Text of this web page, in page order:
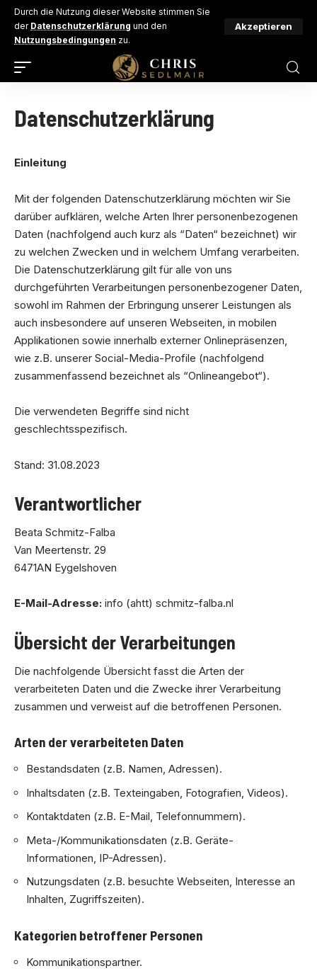
Durch die Nutzung dieser Website stimmen Sie
der Datenschutzerklärung und den
Nutzungsbedingungen zu.
Akzeptieren
Datenschutzerklärung
Einleitung
Mit der folgenden Datenschutzerklärung möchten wir Sie
darüber aufklären, welche Arten Ihrer personenbezogenen
Daten (nachfolgend auch kurz als “Daten“ bezeichnet) wir
zu welchen Zwecken und in welchem Umfang verarbeiten.
Die Datenschutzerklärung gilt für alle von uns
durchgeführten Verarbeitungen personenbezogener Daten,
sowohl im Rahmen der Erbringung unserer Leistungen als
auch insbesondere auf unseren Webseiten, in mobilen
Applikationen sowie innerhalb externer Onlinepräsenzen,
wie z.B. unserer Social-Media-Profile (nachfolgend
zusammenfassend bezeichnet als “Onlineangebot“).
Die verwendeten Begriffe sind nicht
geschlechtsspezifisch.
Stand: 31.08.2023
Verantwortlicher
Beata Schmitz-Falba
Van Meertenstr. 29
6471AN Eygelshoven
E-Mail-Adresse: info (ahtt) schmitz-falba.nl
Übersicht der Verarbeitungen
Die nachfolgende Übersicht fasst die Arten der
verarbeiteten Daten und die Zwecke ihrer Verarbeitung
zusammen und verweist auf die betroffenen Personen.
Arten der verarbeiteten Daten
Bestandsdaten (z.B. Namen, Adressen).
Inhaltsdaten (z.B. Texteingaben, Fotografien, Videos).
Kontaktdaten (z.B. E-Mail, Telefonnummern).
Meta-/Kommunikationsdaten (z.B. Geräte-
Informationen, IP-Adressen).
Nutzungsdaten (z.B. besuchte Webseiten, Interesse an
Inhalten, Zugriffszeiten).
Kategorien betroffener Personen
Kommunikationspartner.